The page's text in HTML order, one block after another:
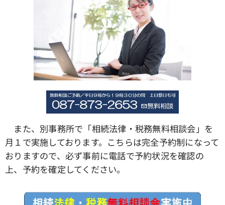
また、別事務所で「相続法律・税務無料相談会」を
月１で実施しております。こちらは完全予約制になって
おりますので、必ず事前に電話で予約状況を確認の
上、予約を確定してください。